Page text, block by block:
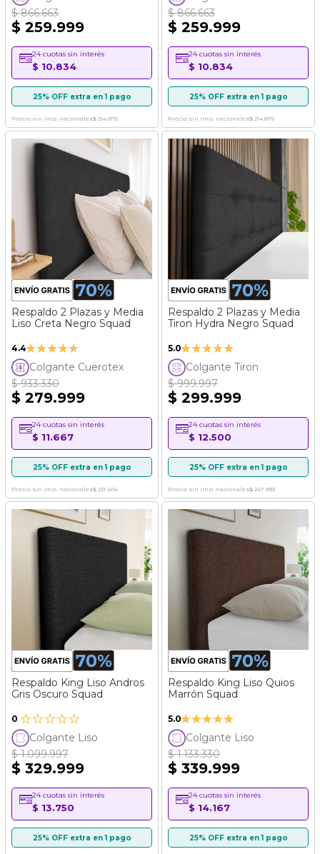
$ 866.663
$ 259.999
24 cuotas sin interés
$ 10.834
25% OFF extra en 1 pago
Precio sin imp. nacionales$ 214.875
$ 866.663
$ 259.999
24 cuotas sin interés
$ 10.834
25% OFF extra en 1 pago
Precio sin imp. nacionales$ 214.875
Respaldo 2 Plazas y Media
Liso Creta Negro Squad
4.4Valoración:
87%
Colgante Cuerotex
$ 933.330
$ 279.999
24 cuotas sin interés
$ 11.667
25% OFF extra en 1 pago
Precio sin imp. nacionales$ 231.404
Respaldo 2 Plazas y Media
Tiron Hydra Negro Squad
5.0Valoración:
100%
Colgante Tiron
$ 999.997
$ 299.999
24 cuotas sin interés
$ 12.500
25% OFF extra en 1 pago
Precio sin imp. nacionales$ 247.933
Respaldo King Liso Andros
Gris Oscuro Squad
0
Colgante Liso
$ 1.099.997
$ 329.999
24 cuotas sin interés
$ 13.750
25% OFF extra en 1 pago
Respaldo King Liso Quios
Marrón Squad
5.0Valoración:
100%
Colgante Liso
$ 1.133.330
$ 339.999
24 cuotas sin interés
$ 14.167
25% OFF extra en 1 pago